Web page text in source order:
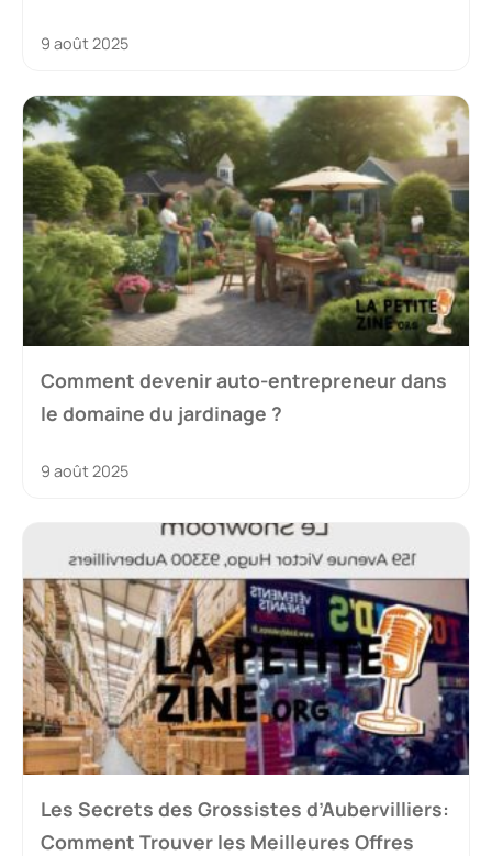
9 août 2025
Comment devenir auto-entrepreneur dans
le domaine du jardinage ?
9 août 2025
Les Secrets des Grossistes d’Aubervilliers:
Comment Trouver les Meilleures Offres